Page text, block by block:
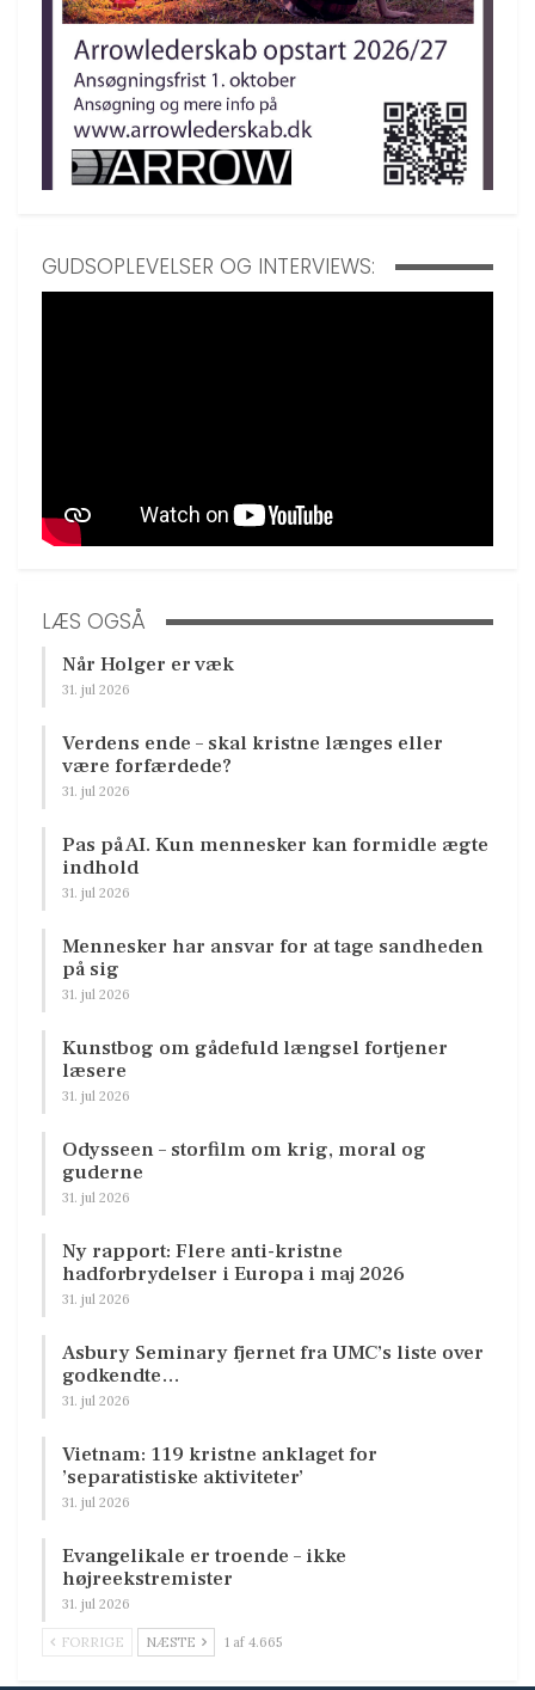
GUDSOPLEVELSER OG INTERVIEWS:
LÆS OGSÅ
Når Holger er væk
31. jul 2026
Verdens ende – skal kristne længes eller
være forfærdede?
31. jul 2026
Pas på AI. Kun mennesker kan formidle ægte
indhold
31. jul 2026
Mennesker har ansvar for at tage sandheden
på sig
31. jul 2026
Kunstbog om gådefuld længsel fortjener
læsere
31. jul 2026
Odysseen – storfilm om krig, moral og
guderne
31. jul 2026
Ny rapport: Flere anti-kristne
hadforbrydelser i Europa i maj 2026
31. jul 2026
Asbury Seminary fjernet fra UMC’s liste over
godkendte…
31. jul 2026
Vietnam: 119 kristne anklaget for
’separatistiske aktiviteter’
31. jul 2026
Evangelikale er troende – ikke
højreekstremister
31. jul 2026
FORRIGE NÆSTE 1 af 4.665